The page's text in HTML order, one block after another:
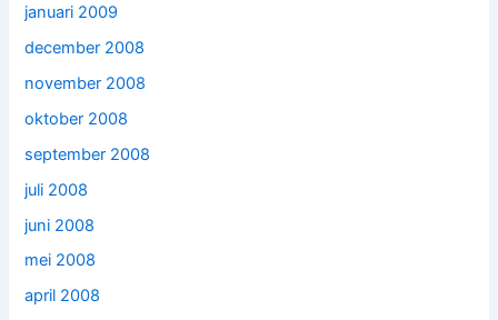
januari 2009
december 2008
november 2008
oktober 2008
september 2008
juli 2008
juni 2008
mei 2008
april 2008